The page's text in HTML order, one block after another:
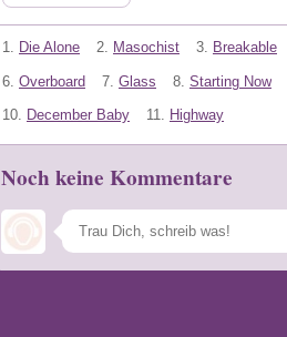
1. Die Alone 2. Masochist 3. Breakable
6. Overboard 7. Glass 8. Starting Now
10. December Baby 11. Highway
Noch keine Kommentare